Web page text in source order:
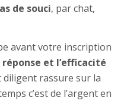
de souci, par chat,
avant votre inscription
et l’efficacité
diligent rassure sur la
c’est de l’argent en